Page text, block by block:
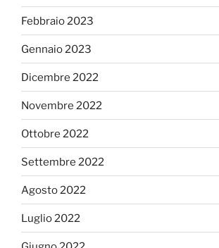
Febbraio 2023
Gennaio 2023
Dicembre 2022
Novembre 2022
Ottobre 2022
Settembre 2022
Agosto 2022
Luglio 2022